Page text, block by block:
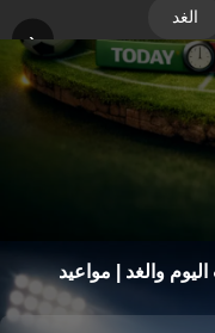
الغد
‹
اليوم والغد | مواعيد